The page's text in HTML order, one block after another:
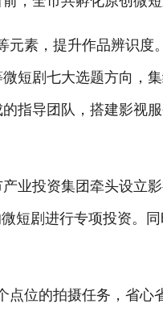
素，提升作品辨识度
短剧七大选题方向，
指导团队，搭建影视
投资集团牵头设立
短剧进行专项投资。
位的拍摄任务，省心